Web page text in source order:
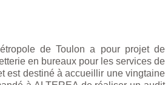
de Toulon a pour projet de
en bureaux pour les services de
est destiné à accueillir une vingtaine